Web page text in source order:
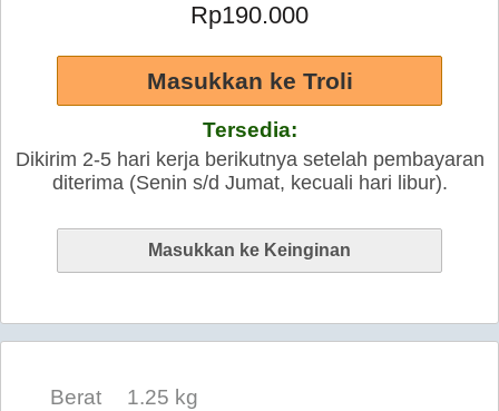
Rp190.000
Tersedia:
Dikirim 2-5 hari kerja berikutnya setelah pembayaran
diterima (Senin s/d Jumat, kecuali hari libur).
Berat
1.25 kg